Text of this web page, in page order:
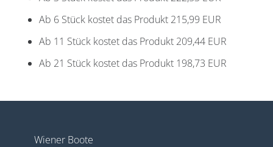
Ab 6 Stück kostet das Produkt 215,99 EUR
Ab 11 Stück kostet das Produkt 209,44 EUR
Ab 21 Stück kostet das Produkt 198,73 EUR
Wiener Boote